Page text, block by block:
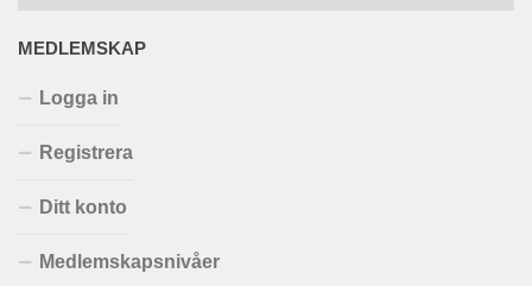
MEDLEMSKAP
Logga in
Registrera
Ditt konto
Medlemskapsnivåer